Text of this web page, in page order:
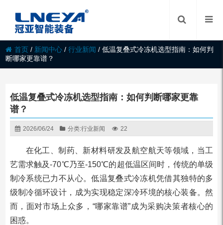
首页 / 新闻中心 /行业新闻 /低温复叠式冷冻机选型指南：如何判
断哪家更靠谱？
低温复叠式冷冻机选型指南：如何判断哪家更靠
谱？
2026/06/24 分类:行业新闻 22
在化工、制药、新材料研发及航空航天等领域，当工
艺需求触及-70℃乃至-150℃的超低温区间时，传统的单级
制冷系统已力不从心。低温复叠式冷冻机凭借其独特的多
级制冷循环设计，成为实现稳定深冷环境的核心装备。然
而，面对市场上众多，“哪家靠谱”成为采购决策者核心的
困惑。